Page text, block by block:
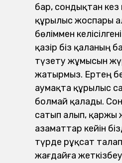
бар, сондықтан кез
құрылыс жоспары
бөліммен
қазір біз қаланың
түзету жұмысын
жатырмыз. Ертең
аумақта құрылыс
болмай қалады.
сатып алып, қаржы
азаматтар кейін
түрде рұқсат
жағдайға